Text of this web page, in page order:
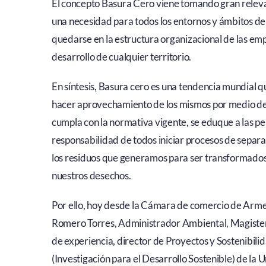
El concepto Basura Cero viene tomando gran
una necesidad para todos los entornos y ámbitos
quedarse en la estructura organizacional de las
desarrollo de cualquier territorio.
En síntesis, Basura cero es una tendencia mundial
hacer aprovechamiento de los mismos por medio
cumpla con la normativa vigente, se eduque a las
responsabilidad de todos iniciar procesos de
los residuos que generamos para ser
nuestros desechos.
Por ello, hoy desde la Cámara de comercio de
Romero Torres, Administrador Ambiental,
de experiencia, director de Proyectos y
(Investigación para el Desarrollo Sostenible) de la